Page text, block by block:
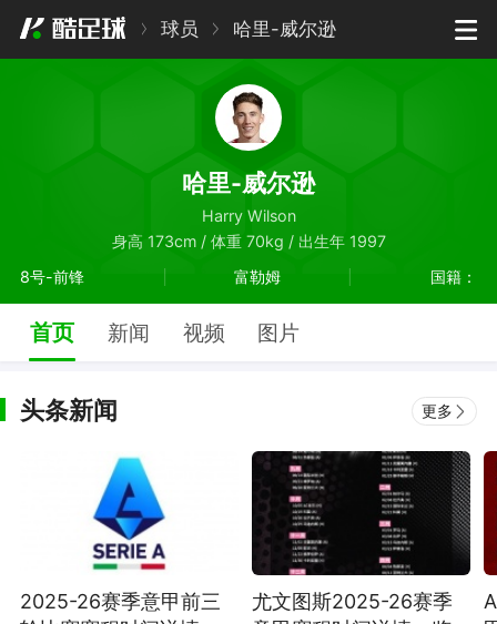
球员 哈里-威尔逊
哈里-威尔逊
Harry Wilson
身高 173cm / 体重 70kg / 出生年 1997
8号-前锋
富勒姆 国籍：
首页 新闻 视频 图片
头条新闻 更多
2025-26赛季意甲前三
尤文图斯2025-26赛季